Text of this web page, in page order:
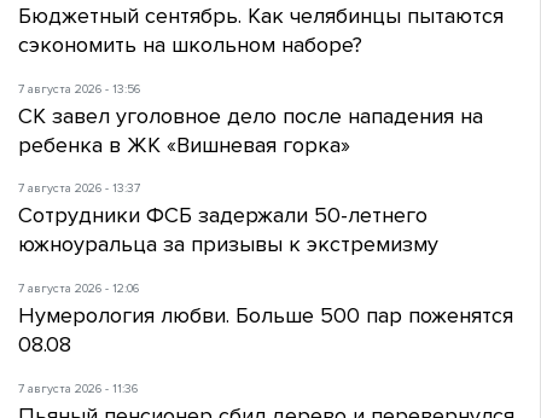
Бюджетный сентябрь. Как челябинцы пытаются
сэкономить на школьном наборе?
7 августа 2026 - 13:56
СК завел уголовное дело после нападения на
ребенка в ЖК «Вишневая горка»
7 августа 2026 - 13:37
Сотрудники ФСБ задержали 50-летнего
южноуральца за призывы к экстремизму
7 августа 2026 - 12:06
Нумерология любви. Больше 500 пар поженятся
08.08
7 августа 2026 - 11:36